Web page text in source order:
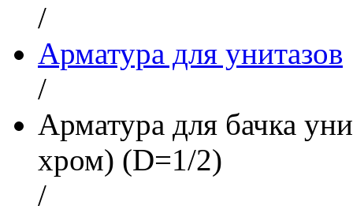
/
Арматура для унитазов
/
Арматура для бачка
хром) (D=1/2)
/